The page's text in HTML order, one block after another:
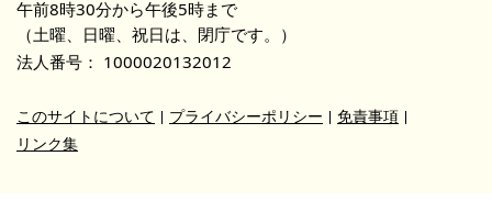
午前8時30分から午後5時まで
（土曜、日曜、祝日は、閉庁です。）
法人番号： 1000020132012
このサイトについて プライバシーポリシー
免責事項
リンク集